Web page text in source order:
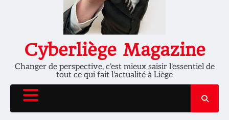
Cyberliège Magazine
Changer de perspective, c'est mieux saisir l'essentiel de
tout ce qui fait l'actualité à Liège